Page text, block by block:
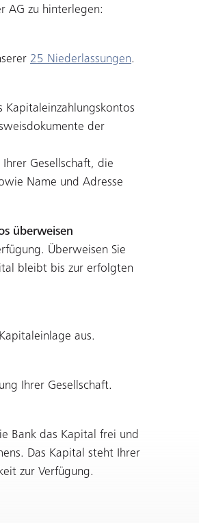
AG zu hinterlegen:
25 Niederlassungen.
Kapitaleinzahlungskontos
der
Gesellschaft, die
Name und Adresse
überweisen
Überweisen Sie
bleibt bis zur erfolgten
aus.
Ihrer Gesellschaft.
Bank das Kapital frei und
Das Kapital steht Ihrer
zur Verfügung.